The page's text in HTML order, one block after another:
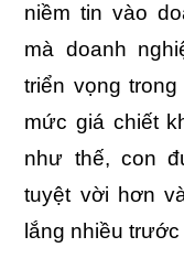
niềm tin vào
mà doanh
triển vọng
mức giá chiết
như thế, con
tuyệt vời hơn
lắng nhiều